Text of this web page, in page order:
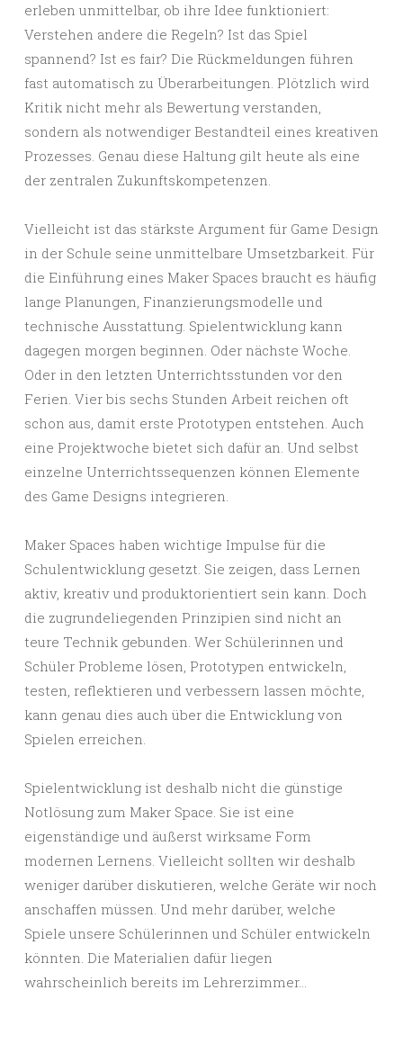
erleben unmittelbar, ob ihre Idee funktioniert:
Verstehen andere die Regeln? Ist das Spiel
spannend? Ist es fair? Die Rückmeldungen führen
fast automatisch zu Überarbeitungen. Plötzlich wird
Kritik nicht mehr als Bewertung verstanden,
sondern als notwendiger Bestandteil eines kreativen
Prozesses. Genau diese Haltung gilt heute als eine
der zentralen Zukunftskompetenzen.
Vielleicht ist das stärkste Argument für Game Design
in der Schule seine unmittelbare Umsetzbarkeit. Für
die Einführung eines Maker Spaces braucht es häufig
lange Planungen, Finanzierungsmodelle und
technische Ausstattung. Spielentwicklung kann
dagegen morgen beginnen. Oder nächste Woche.
Oder in den letzten Unterrichtsstunden vor den
Ferien. Vier bis sechs Stunden Arbeit reichen oft
schon aus, damit erste Prototypen entstehen. Auch
eine Projektwoche bietet sich dafür an. Und selbst
einzelne Unterrichtssequenzen können Elemente
des Game Designs integrieren.
Maker Spaces haben wichtige Impulse für die
Schulentwicklung gesetzt. Sie zeigen, dass Lernen
aktiv, kreativ und produktorientiert sein kann. Doch
die zugrundeliegenden Prinzipien sind nicht an
teure Technik gebunden. Wer Schülerinnen und
Schüler Probleme lösen, Prototypen entwickeln,
testen, reflektieren und verbessern lassen möchte,
kann genau dies auch über die Entwicklung von
Spielen erreichen.
Spielentwicklung ist deshalb nicht die günstige
Notlösung zum Maker Space. Sie ist eine
eigenständige und äußerst wirksame Form
modernen Lernens. Vielleicht sollten wir deshalb
weniger darüber diskutieren, welche Geräte wir noch
anschaffen müssen. Und mehr darüber, welche
Spiele unsere Schülerinnen und Schüler entwickeln
könnten. Die Materialien dafür liegen
wahrscheinlich bereits im Lehrerzimmer…